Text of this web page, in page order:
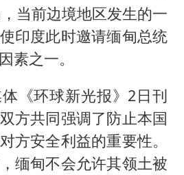
，当前边境地区发生的一
印度此时邀请缅甸总统
素之一。
《环球新光报》2日刊
方共同强调了防止本国
方安全利益的重要性。
缅甸不会允许其领土被